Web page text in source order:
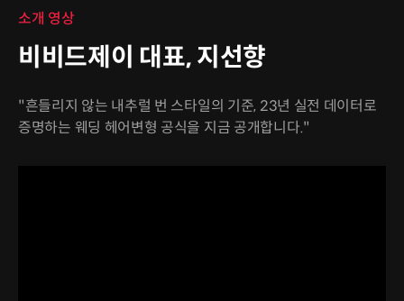
소개 영상
비비드제이 대표, 지선향
"흔들리지 않는 내추럴 번 스타일의 기준, 23년 실전 데이터로
증명하는 웨딩 헤어변형 공식을 지금 공개합니다."